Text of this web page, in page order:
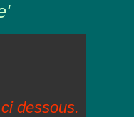
dessous.